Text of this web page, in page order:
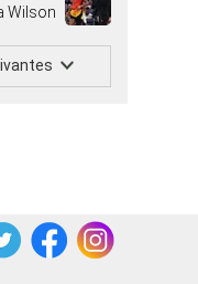
Wilson